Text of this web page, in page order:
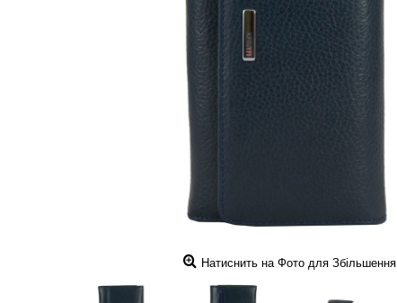
Натиснить на Фото для Збільшення